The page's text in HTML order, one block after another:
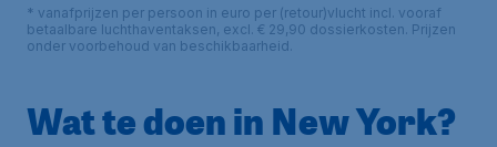
* vanafprijzen per persoon in euro per (retour)vlucht incl. vooraf
betaalbare luchthaventaksen, excl. € 29,90 dossierkosten. Prijzen
onder voorbehoud van beschikbaarheid.
Wat te doen in New York?